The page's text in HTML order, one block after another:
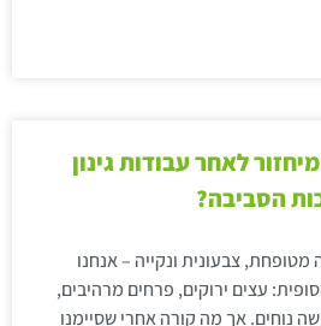
לאחר עבודות גינון
הסביבה?
מטופחת, צבעונית ונקייה – אנחנו
עצים ירוקים, פרחים מרהיבים,
נוחים. אך מה קורה אחרי שסיימנו